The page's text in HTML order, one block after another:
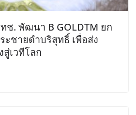
ช. พัฒนา B GOLDTM ยก
ะชายดำบริสุทธิ์ เพื่อส่ง
เวทีโลก